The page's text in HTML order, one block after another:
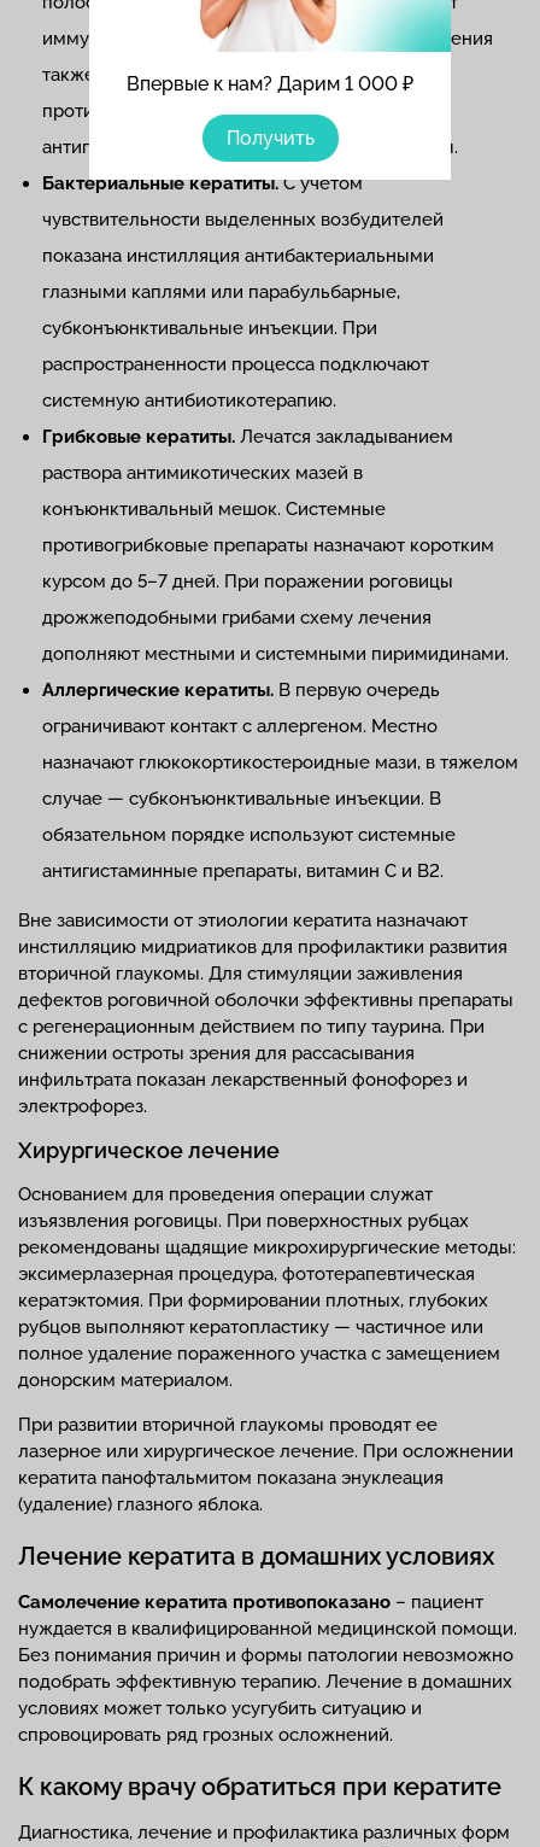
Впервые к нам? Дарим 1 000 ₽
Получить
иммуномодулирующие препараты. В курс лечения
также включают местные нестероидные
противовоспалительные препараты (НПВС),
антигистаминные, мидриатики, антиоксиданты.
Бактериальные кератиты.С учетом
чувствительности выделенных возбудителей
показана инстилляция антибактериальными
глазными каплями или парабульбарные,
субконъюнктивальные инъекции. При
распространенности процесса подключают
системную антибиотикотерапию.
Грибковые кератиты. Лечатся закладыванием
раствора антимикотических мазей в
конъюнктивальный мешок. Системные
противогрибковые препараты назначают коротким
курсом до 5–7 дней. При поражении роговицы
дрожжеподобными грибами схему лечения
дополняют местными и системными пиримидинами.
Аллергические кератиты. В первую очередь
ограничивают контакт с аллергеном. Местно
назначают глюкокортикостероидные мази, в тяжелом
случае — субконъюнктивальные инъекции. В
обязательном порядке используют системные
антигистаминные препараты, витамин С и В2.
Вне зависимости от этиологии кератита назначают
инстилляцию мидриатиков для профилактики развития
вторичной глаукомы. Для стимуляции заживления
дефектов роговичной оболочки эффективны препараты
с регенерационным действием по типу таурина. При
снижении остроты зрения для рассасывания
инфильтрата показан лекарственный фонофорез и
электрофорез.
Хирургическое лечение
Основанием для проведения операции служат
изъязвления роговицы. При поверхностных рубцах
рекомендованы щадящие микрохирургические методы:
эксимерлазерная процедура, фототерапевтическая
кератэктомия. При формировании плотных, глубоких
рубцов выполняют кератопластику — частичное или
полное удаление пораженного участка с замещением
донорским материалом.
При развитии вторичной глаукомы проводят ее
лазерное или хирургическое лечение. При осложнении
кератита панофтальмитом показана энуклеация
(удаление) глазного яблока.
Лечение кератита в домашних условиях
Самолечение кератита противопоказано – пациент
нуждается в квалифицированной медицинской помощи.
Без понимания причин и формы патологии невозможно
подобрать эффективную терапию. Лечение в домашних
условиях может только усугубить ситуацию и
спровоцировать ряд грозных осложнений.
К какому врачу обратиться при кератите
Диагностика, лечение и профилактика различных форм